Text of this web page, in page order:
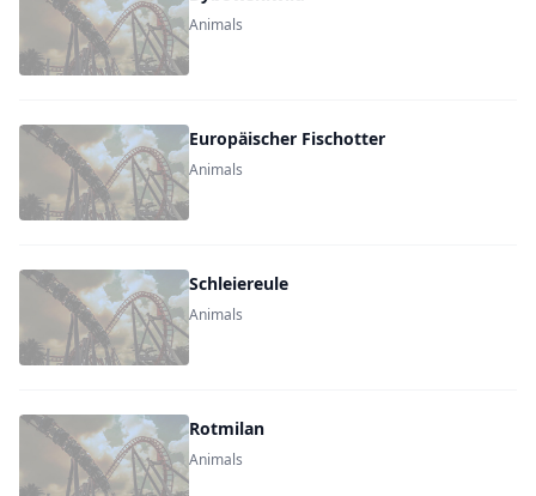
Animals
Europäischer Fischotter
Animals
Schleiereule
Animals
Rotmilan
Animals